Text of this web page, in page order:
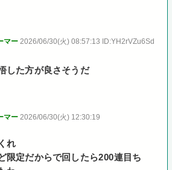
マー 2026/06/30(火) 08:57:13 ID:YH2rVZu6Sd
した方が良さそうだ
マー 2026/06/30(火) 12:30:19
れ
限定だからで回したら200連目ち